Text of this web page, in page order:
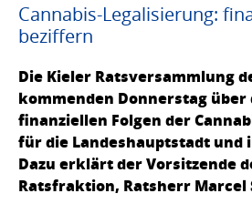
Cannabis-Legalisierung:
beziffern
Die Kieler Ratsversammlung
kommenden Donnerstag über
finanziellen Folgen der
für die Landeshauptstadt und
Dazu erklärt der Vorsitzende
Ratsfraktion, Ratsherr Marcel